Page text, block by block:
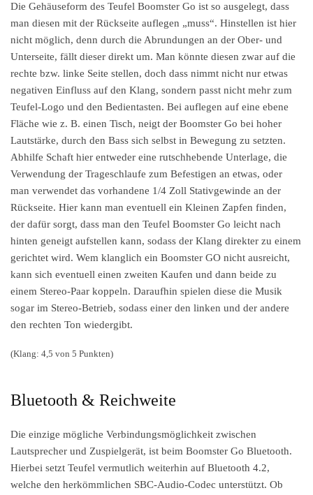
Die Gehäuseform des Teufel Boomster Go ist so ausgelegt, dass
man diesen mit der Rückseite auflegen „muss“. Hinstellen ist hier
nicht möglich, denn durch die Abrundungen an der Ober- und
Unterseite, fällt dieser direkt um. Man könnte diesen zwar auf die
rechte bzw. linke Seite stellen, doch dass nimmt nicht nur etwas
negativen Einfluss auf den Klang, sondern passt nicht mehr zum
Teufel-Logo und den Bedientasten. Bei auflegen auf eine ebene
Fläche wie z. B. einen Tisch, neigt der Boomster Go bei hoher
Lautstärke, durch den Bass sich selbst in Bewegung zu setzten.
Abhilfe Schaft hier entweder eine rutschhebende Unterlage, die
Verwendung der Trageschlaufe zum Befestigen an etwas, oder
man verwendet das vorhandene 1/4 Zoll Stativgewinde an der
Rückseite. Hier kann man eventuell ein Kleinen Zapfen finden,
der dafür sorgt, dass man den Teufel Boomster Go leicht nach
hinten geneigt aufstellen kann, sodass der Klang direkter zu einem
gerichtet wird. Wem klanglich ein Boomster GO nicht ausreicht,
kann sich eventuell einen zweiten Kaufen und dann beide zu
einem Stereo-Paar koppeln. Daraufhin spielen diese die Musik
sogar im Stereo-Betrieb, sodass einer den linken und der andere
den rechten Ton wiedergibt.
(Klang: 4,5 von 5 Punkten)
Bluetooth & Reichweite
Die einzige mögliche Verbindungsmöglichkeit zwischen
Lautsprecher und Zuspielgerät, ist beim Boomster Go Bluetooth.
Hierbei setzt Teufel vermutlich weiterhin auf Bluetooth 4.2,
welche den herkömmlichen SBC-Audio-Codec unterstützt. Ob